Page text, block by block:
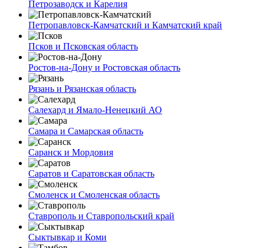
Петрозаводск и Карелия
Петропавловск-Камчатский и Камчатский край
Псков и Псковская область
Ростов-на-Дону и Ростовская область
Рязань и Рязанская область
Салехард и Ямало-Ненецкий АО
Самара и Самарская область
Саранск и Мордовия
Саратов и Саратовская область
Смоленск и Смоленская область
Ставрополь и Ставропольский край
Сыктывкар и Коми